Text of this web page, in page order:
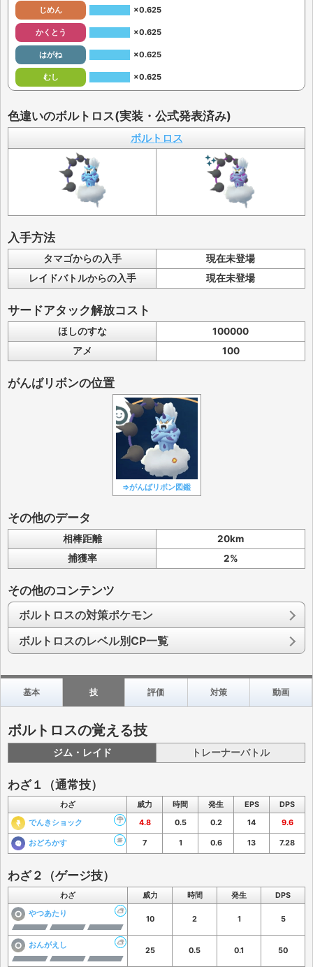
じめん ×0.625
かくとう ×0.625
はがね ×0.625
むし ×0.625
色違いのボルトロス(実装・公式発表済み)
ボルトロス
入手方法
タマゴからの入手
現在未登場
レイドバトルからの入手
現在未登場
サードアタック解放コスト
ほしのすな
100000
アメ
100
がんばリボンの位置
⇒がんばリボン図鑑
その他のデータ
相棒距離
20km
捕獲率
2%
その他のコンテンツ
ボルトロスの対策ポケモン
ボルトロスのレベル別CP一覧
基本 技 評価 対策 動画
ボルトロスの覚える技
ジム・レイド トレーナーバトル
わざ１（通常技）
わざ 威力 時間 発生 EPS
DPS
でんきショック
4.8 0.5 0.2 14 9.6
おどろかす 7 1 0.6 13 7.28
わざ２（ゲージ技）
わざ 威力 時間 発生
DPS
やつあたり
10 2 1 5
おんがえし
25 0.5 0.1 50